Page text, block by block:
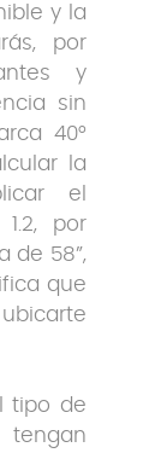
y la
por
y
sin
40°
la
el
por
de 58”,
que
tipo de
tengan